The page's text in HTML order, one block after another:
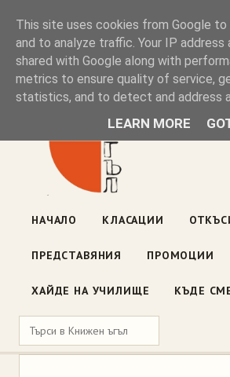
Книжен ъгъл
Блог на книжарницата — класации,
ул. „Оборище" 117, София· пон–пет
НАЧАЛО КЛАСАЦИИ
ПРЕДСТАВЯНИЯ ПРОМОЦИИ
ХАЙДЕ НА УЧИЛИЩЕ КЪДЕ
This site uses cookies from Google
and to analyze traffic. Your IP address
shared with Google along with
metrics to ensure quality of service,
statistics, and to detect and address
LEARN MORE